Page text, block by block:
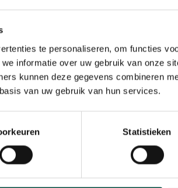
te personaliseren, om functies
informatie over uw gebruik van onze
kunnen deze gegevens combineren
van uw gebruik van hun services.
Statistieken
fabrication and assembly, is één
om sterke partners die de essentie
van de Faes Group. Smart industry
al klant bij Faes Group. Faes
verpakkingen leveren. Het gaat
zo veel situaties waarop we onze
verantwoordelijke bij Faes.